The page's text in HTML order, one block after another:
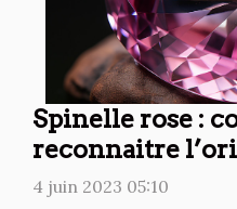
Spinelle rose :
reconnaitre
4 juin 2023 05:10